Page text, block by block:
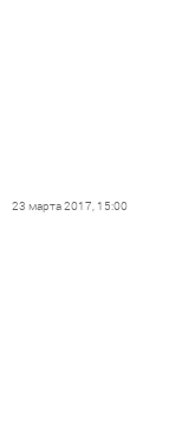
23 марта 2017, 15:00